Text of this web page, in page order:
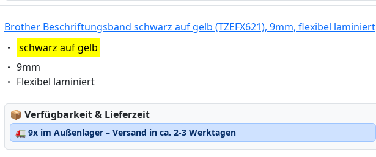
Brother Beschriftungsband schwarz auf gelb (TZEFX621), 9mm, flexibel laminiert
Eigenschaft:
schwarz auf gelb
Eigenschaft:
9mm
Eigenschaft:
Flexibel laminiert
📦 Lagerstatus:
Verfügbarkeit & Lieferzeit
🚛 9x im Außenlager – Versand in ca. 2-3 Werktagen